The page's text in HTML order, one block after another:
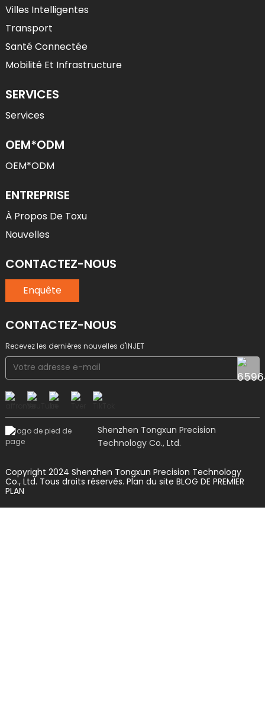
Villes Intelligentes
Transport
Santé Connectée
Mobilité Et Infrastructure
SERVICES
Services
OEM*ODM
OEM*ODM
ENTREPRISE
À Propos De Toxu
Nouvelles
CONTACTEZ-NOUS
Enquête
CONTACTEZ-NOUS
Recevez les dernières nouvelles d'INJET
Shenzhen Tongxun Precision
Technology Co., Ltd.
Copyright 2024 Shenzhen Tongxun Precision Technology
Co., Ltd. Tous droits réservés. Plan du site BLOG DE PREMIER
PLAN